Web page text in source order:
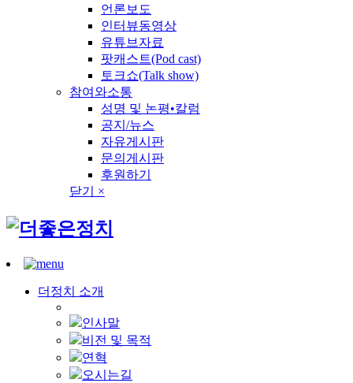
언론보도
인터뷰동영상
유튜브자료
팟캐스트(Pod cast)
토크쇼(Talk show)
참여와소통
성명 및 논평•칼럼
공지/뉴스
자유게시판
문의게시판
후원하기
닫기 ×
더정치 소개
인사말
비전 및 목적
연혁
오시는길